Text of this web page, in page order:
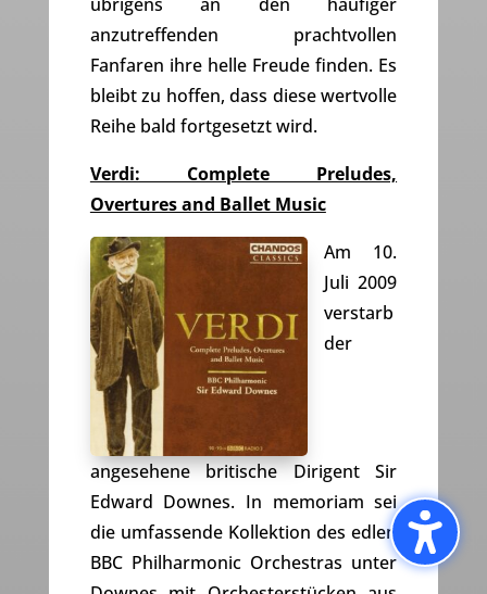
anzutreffenden prachtvollen
Fanfaren ihre helle Freude finden. Es
bleibt zu hoffen, dass diese wertvolle
Reihe bald fortgesetzt wird.
Verdi: Complete Preludes,
Overtures and Ballet Music
Am 10.
Juli 2009
verstarb
der
angesehene britische Dirigent Sir
Edward Downes. In memoriam sei
die umfassende Kollektion des edlen
BBC Philharmonic Orchestras unter